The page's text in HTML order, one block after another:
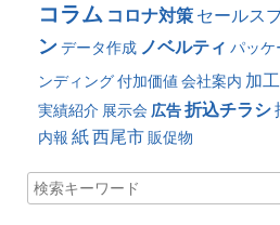
コラム コロナ対策 セールス
ンデータ作成 ノベルティ パッケ
ンディング付加価値 会社案内 加工
実績紹介 展示会 広告折込チラシ
内報 紙西尾市販促物